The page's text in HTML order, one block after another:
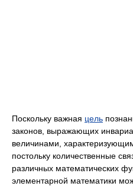
Поскольку важная цель
законов, выражающих
величинами,
постольку количественные
различных математических
элементарной математики